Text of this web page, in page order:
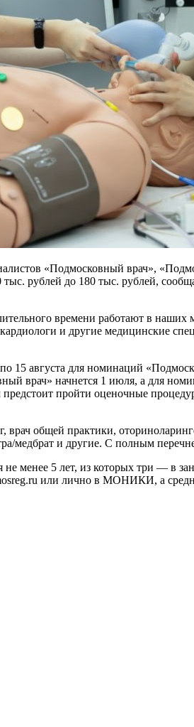
«Подмосковный врач»,
рублей до 180 тыс. рублей,
времени работают в
и другие медицинские
15 августа для номинаций
врач» начнется 1 июля, а для
пройти оценочные
общей практики,
медбрат и другие. С полным
менее 5 лет, из которых три — в
или лично в МОНИКИ, а